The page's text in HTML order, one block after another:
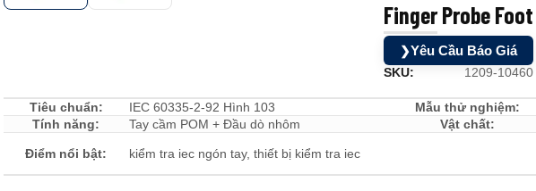
Ultrasonic MeasurementFinger Probe Foot
❯Yêu Cầu Báo Giá
SKU: 1209-10460
Tiêu chuẩn: IEC 60335-2-92 Hình 103 Mẫu thử nghiệm:
Tính năng:
Tay cầm POM + Đầu dò nhôm Vật chất:
Điểm nổi bật: kiểm tra iec ngón tay, thiết bị kiểm tra iec